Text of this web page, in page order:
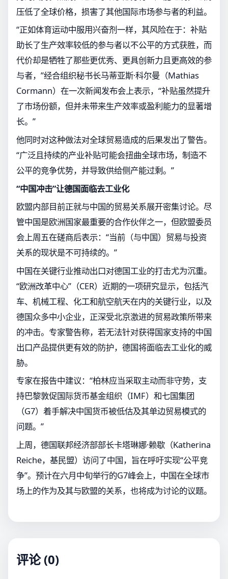
压低了全球价格，损害了其他国际市场参与者的利益。
“正如体育运动中服用兴奋剂一样，其风险在于：补贴
助长了生产效率较低的参与者以不公平的方式获胜，而
代价却是牺牲了那些更优秀、更具创新力且更高效的参
与者，”经合组织秘书长马蒂亚斯·科尔曼（Mathias
Cormann）在一次新闻发布会上表示，“补贴虽然提升
了市场份额，但并未带来生产效率或盈利能力的显著增
长。”
他同时对这种做法对全球贸易造成的后果发出了警告。
“广泛且持续的产业补贴可能会扭曲全球市场，制造不
公平的竞争优势，并导致供给侧产能过剩。”
“中国冲击”让德国面临去工业化
欧盟内部目前正就与中国的贸易关系展开密集讨论。尽
管中国是欧洲国家最重要的合作伙伴之一，但欧盟委员
会上周五在磋商后表示：“当前（与中国）贸易与投资
关系的现状是不可持续的。”
中国在关键行业推动出口对德国工业的打击尤为沉重。
“欧洲改革中心”（CER）近期的一项研究显示，包括汽
车、机械工程、化工和航空航天在内的关键行业，以及
德国众多中小企业，正深受北京激进的贸易政策所带来
的冲击。专家警告称，若无法针对获得国家支持的中国
出口产品提供更有效的防护，德国将面临去工业化的威
胁。
专家在报告中建议：“柏林应当采取主动而非守势，支
持巴黎敦促国际货币基金组织（IMF）和七国集团
（G7）着手解决中国货币被低估及其单边贸易模式的
问题。”
上周，德国联邦经济部部长卡塔琳娜·赖歇（Katherina
Reiche，基民盟）访问了中国，旨在呼吁实现“公平竞
争”。预计在六月中旬举行的G7峰会上，中国在全球市
场上的作为及其与欧盟的关系，也将成为讨论的议题。
评论 (0)